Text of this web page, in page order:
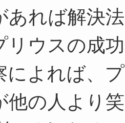
あれば解決
リウスの成
によれば、
他の人より